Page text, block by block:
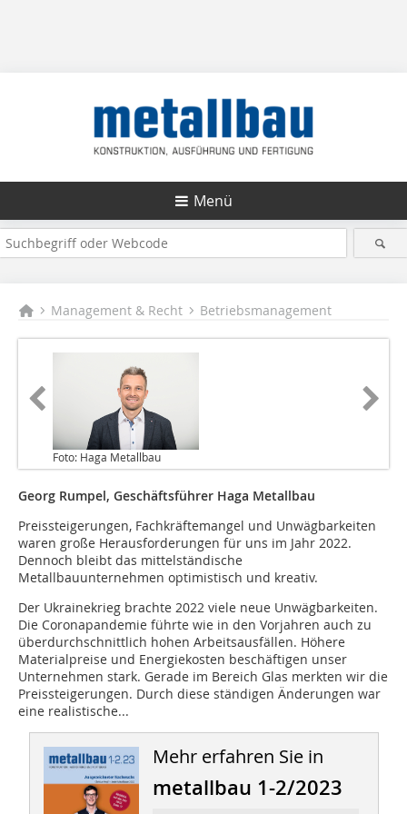
Menü
Management & Recht Betriebsmanagement
Foto: Haga Metallbau
Georg Rumpel, Geschäftsführer Haga Metallbau
Preissteigerungen, Fachkräftemangel und Unwägbarkeiten
waren große Herausforderungen für uns im Jahr 2022.
Dennoch bleibt das mittelständische
Metallbauunternehmen optimistisch und kreativ.
Der Ukrainekrieg brachte 2022 viele neue Unwägbarkeiten.
Die Coronapandemie führte wie in den Vorjahren auch zu
überdurchschnittlich hohen Arbeitsausfällen. Höhere
Materialpreise und Energiekosten beschäftigen unser
Unternehmen stark. Gerade im Bereich Glas merkten wir die
Preissteigerungen. Durch diese ständigen Änderungen war
eine realistische...
Mehr erfahren Sie in
metallbau 1-2/2023